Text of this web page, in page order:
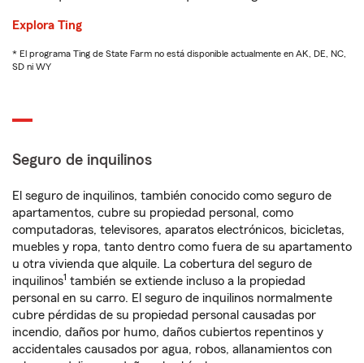
Explora Ting
* El programa Ting de State Farm no está disponible actualmente en AK, DE, NC,
SD ni WY
Seguro de inquilinos
El seguro de inquilinos, también conocido como seguro de
apartamentos, cubre su propiedad personal, como
computadoras, televisores, aparatos electrónicos, bicicletas,
muebles y ropa, tanto dentro como fuera de su apartamento
u otra vivienda que alquile. La cobertura del seguro de
inquilinos1 también se extiende incluso a la propiedad
personal en su carro. El seguro de inquilinos normalmente
cubre pérdidas de su propiedad personal causadas por
incendio, daños por humo, daños cubiertos repentinos y
accidentales causados por agua, robos, allanamientos con